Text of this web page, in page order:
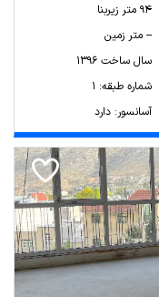
94 متر زیربنا
-- متر زمین
سال ساخت 1396
شماره طبقه: 1
آسانسور: دارد